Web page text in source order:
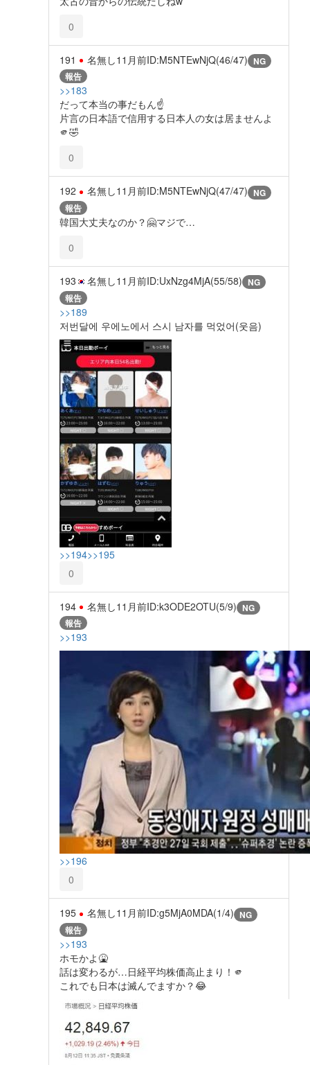
0
191 名無し11月前ID:M5NTEwNjQ(46/47) NG
報告
>>183
だって本当の事だもん☝️
片言の日本語で信用する日本人の女は居ませんよ
🫵🤣
0
192 名無し11月前ID:M5NTEwNjQ(47/47) NG
報告
韓国大丈夫なのか？🤗マジで…
0
193 名無し11月前ID:UxNzg4MjA(55/58) NG
報告
>>189
저번달에 우에노에서 스시 남자를 먹었어(웃음)
>>194>>195
0
194 名無し11月前ID:k3ODE2OTU(5/9) NG
報告
>>193
>>196
0
195 名無し11月前ID:g5MjA0MDA(1/4) NG
報告
>>193
ホモかよ🤮
話は変わるが…日経平均株価高止まり！🫵
これでも日本は滅んでますか？😂